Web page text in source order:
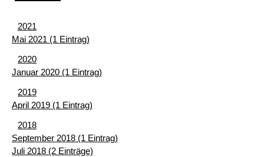
2021
Mai 2021 (1 Eintrag)
2020
Januar 2020 (1 Eintrag)
2019
April 2019 (1 Eintrag)
2018
September 2018 (1 Eintrag)
Juli 2018 (2 Einträge)